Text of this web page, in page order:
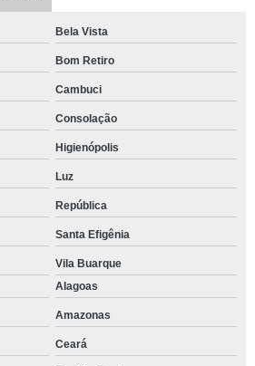
Bela Vista
Bom Retiro
Cambuci
Consolação
Higienópolis
Luz
República
Santa Efigênia
Vila Buarque
Alagoas
Amazonas
Ceará